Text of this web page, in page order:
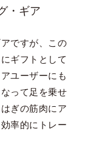
・ギア
ですが、この
ギフトとして
ユーザーにも
って足を乗せ
ぎの筋肉にア
率的にトレー